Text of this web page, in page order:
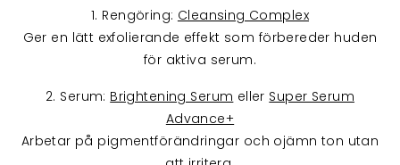
1. Rengöring: Cleansing Complex
Ger en lätt exfolierande effekt som förbereder huden
för aktiva serum.
2. Serum: Brightening Serum eller Super Serum
Advance+
Arbetar på pigmentförändringar och ojämn ton utan